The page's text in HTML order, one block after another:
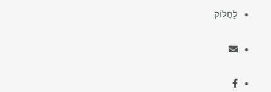
לַחֲלוֹק